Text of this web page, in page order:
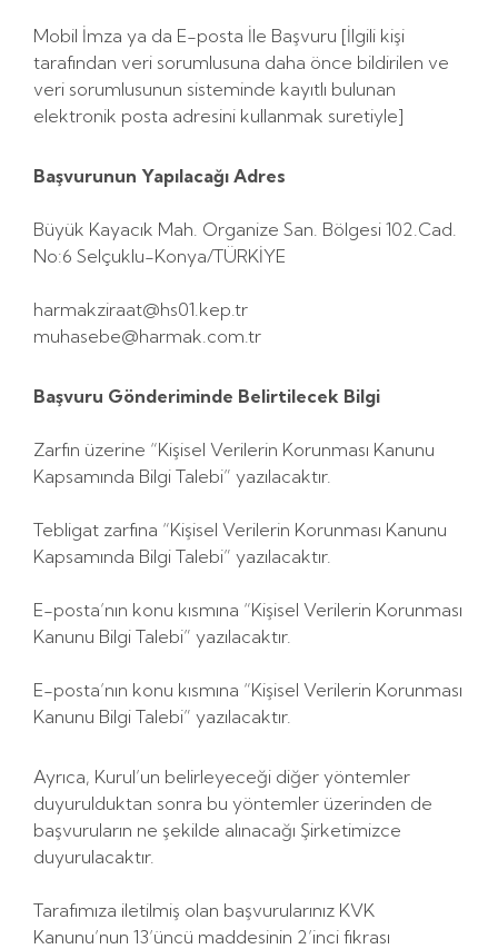
Mobil İmza ya da E-posta İle Başvuru [İlgili kişi
tarafından veri sorumlusuna daha önce bildirilen ve
veri sorumlusunun sisteminde kayıtlı bulunan
elektronik posta adresini kullanmak suretiyle]
Başvurunun Yapılacağı Adres
Büyük Kayacık Mah. Organize San. Bölgesi 102.Cad.
No:6 Selçuklu-Konya/TÜRKİYE
harmakziraat@hs01.kep.tr
muhasebe@harmak.com.tr
Başvuru Gönderiminde Belirtilecek Bilgi
Zarfın üzerine “Kişisel Verilerin Korunması Kanunu
Kapsamında Bilgi Talebi” yazılacaktır.
Tebligat zarfına “Kişisel Verilerin Korunması Kanunu
Kapsamında Bilgi Talebi” yazılacaktır.
E-posta’nın konu kısmına “Kişisel Verilerin Korunması
Kanunu Bilgi Talebi” yazılacaktır.
E-posta’nın konu kısmına “Kişisel Verilerin Korunması
Kanunu Bilgi Talebi” yazılacaktır.
Ayrıca, Kurul’un belirleyeceği diğer yöntemler
duyurulduktan sonra bu yöntemler üzerinden de
başvuruların ne şekilde alınacağı Şirketimizce
duyurulacaktır.
Tarafımıza iletilmiş olan başvurularınız KVK
Kanunu’nun 13’üncü maddesinin 2’inci fıkrası